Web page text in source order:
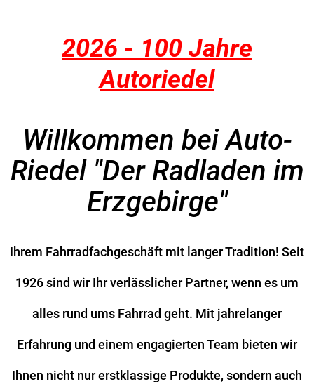
2026 - 100 Jahre
Autoriedel
Willkommen bei Auto-
Riedel "Der Radladen im
Erzgebirge"
Ihrem Fahrradfachgeschäft mit langer Tradition! Seit
1926 sind wir Ihr verlässlicher Partner, wenn es um
alles rund ums Fahrrad geht. Mit jahrelanger
Erfahrung und einem engagierten Team bieten wir
Ihnen nicht nur erstklassige Produkte, sondern auch